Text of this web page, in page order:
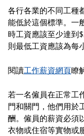
各行各業的不同工種
能低於這個標準。一
時工資應該至少達到
則最低工資應該為每
閱讀工作薪資網頁瞭
若一名僱員在正常工
門和關門，他們用於
酬。僱員的薪資必須
衣物或住宿等實物或